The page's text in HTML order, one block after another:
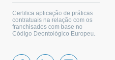
Certifica aplicação de práticas
contratuais na relação com os
franchisados com base no
Código Deontológico Europeu.